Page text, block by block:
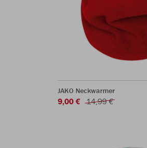
JAKO Neckwarmer
9,00 € 14,99 €